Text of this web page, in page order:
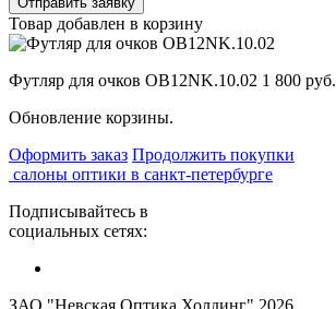
Товар добавлен в корзину
Футляр для очков OB12NK.10.02 1 800 руб.
Обновление корзины.
Оформить заказ Продолжить покупки
салоны оптики в санкт-петербурге
Подписывайтесь в
социальных сетях:
ЗАО "Невская Оптика Холдинг" 2026